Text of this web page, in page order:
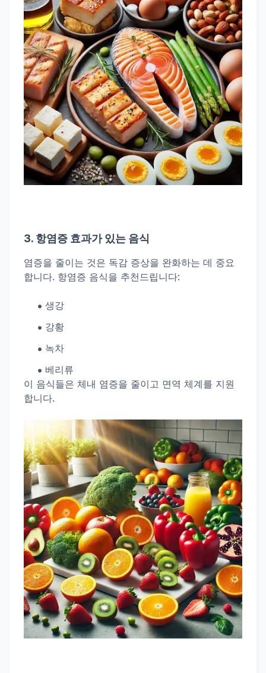
3. 항염증 효과가 있는 음식
염증을 줄이는 것은 독감 증상을 완화하는 데 중요
합니다. 항염증 음식을 추천드립니다:
생강
강황
녹차
베리류
이 음식들은 체내 염증을 줄이고 면역 체계를 지원
합니다.